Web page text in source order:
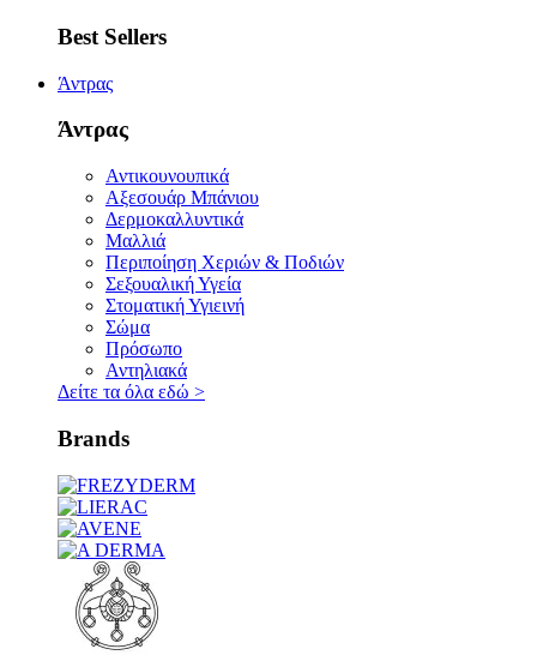
Best Sellers
Άντρας
Άντρας
Αντικουνουπικά
Αξεσουάρ Μπάνιου
Δερμοκαλλυντικά
Μαλλιά
Περιποίηση Χεριών & Ποδιών
Σεξουαλική Υγεία
Στοματική Υγιεινή
Σώμα
Πρόσωπο
Αντηλιακά
Δείτε τα όλα εδώ >
Brands